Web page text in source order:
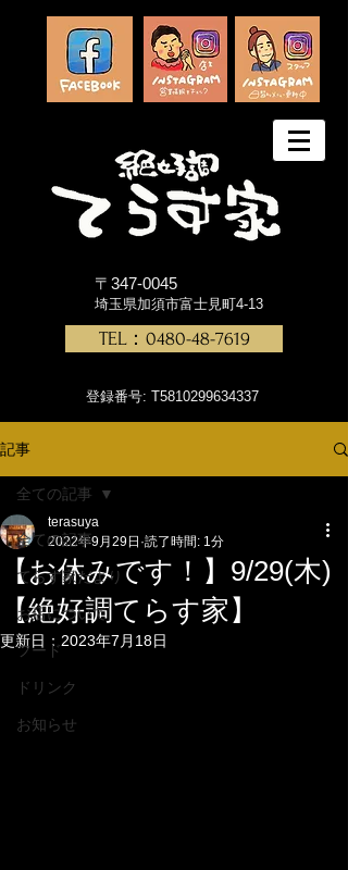
〒347-0045
埼玉県加須市富士見町4-13
TEL：0480-48-7619
登録番号: T5810299634337
記事
全ての記事
てらす家だより
お店について
フード
ドリンク
お知らせ
全ての記事
【お休みです！】9/29(木)
【絶好調てらす家】
terasuya
2022年9月29日 読了時間: 1分
更新日： 2023年7月18日